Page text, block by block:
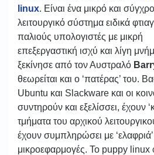
linux. Είναι ένα μικρό και
λειτουργικό σύστημα ειδικά
παλιούς υπολογιστές με μικρή
επεξεργαστική ισχύ και λίγη
ξεκίνησε από τον Αυστραλό
θεωρείται και ο ‘πατέρας’ του.
Ubuntu και Slackware και οι
συντηρούν και εξελίσσει, έχουν
τμήματα του αρχικού
έχουν συμπληρώσει με
μικροεφαρμογές. Το puppy linux